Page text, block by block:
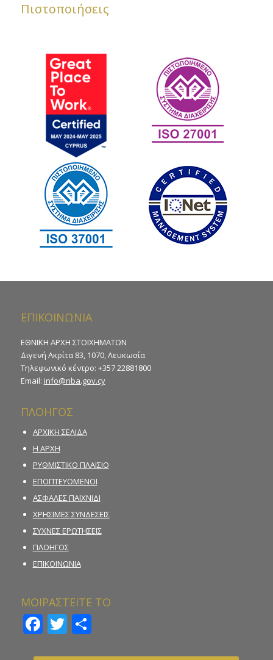
Πιστοποιήσεις
ΕΠΙΚΟΙΝΩΝΙΑ
ΕΘΝΙΚΗ ΑΡΧΗ ΣΤΟΙΧΗΜΑΤΩΝ
Διγενή Ακρίτα 83, 1070, Λευκωσία
Τηλεφωνικό κέντρο: +357 22881800
Email: info@nba.gov.cy
ΠΛΟΗΓΟΣ
ΑΡΧΙΚΗ ΣΕΛΙΔΑ
Η ΑΡΧΗ
ΡΥΘΜΙΣΤΙΚΟ ΠΛΑΙΣΙΟ
ΕΠΟΠΤΕΥΟΜΕΝΟΙ
ΑΣΦΑΛΕΣ ΠΑΙΧΝΙΔΙ
ΧΡΗΣΙΜΕΣ ΣΥΝΔΕΣΕΙΣ
ΣΥΧΝΕΣ ΕΡΩΤΗΣΕΙΣ
ΠΛΟΗΓΟΣ
ΕΠΙΚΟΙΝΩΝΙΑ
ΜΟΙΡΑΣΤΕΙΤΕ ΤΟ
Facebook
Twitter
Μοιραστείτε